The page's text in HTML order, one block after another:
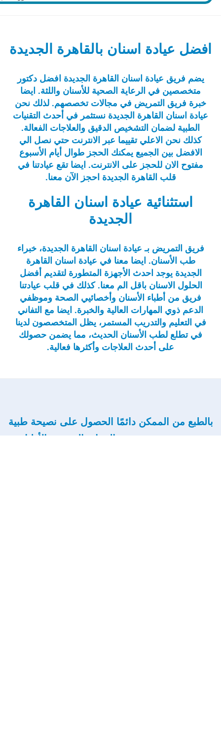
استثنائية عيادة اسنان القاهرة
الجديدة
فريق التمريض بـ عيادة اسنان القاهرة الجديدة، خبراء
طب الأسنان. ايضا معنا في عيادة اسنان القاهرة
الجديدة يوجد احدث الأجهزة المتطورة لتقديم أفضل
الحلول الاسنان باقل الم معنا. كذلك في قلب عيادتنا
فريق من أطباء الأسنان وأخصائيي الصحة وموظفي
الدعم ذوي المهارات العالية والخبرة. ايضا مع التفاني
في التعليم والتدريب المستمر، يظل المتخصصون لدينا
في تطلع لطب الأسنان الحديث، مما يضمن حصولك
على أحدث العلاجات وأكثرها فعالية.
افضل عيادة اسنان بالقاهرة الجديدة
يضم فريق عيادة اسنان القاهرة الجديدة افضل دكتور
متخصصين في الرعاية الصحية للأسنان واللثة. ايضا
خبرة فريق التمريض في مجالات تخصصهم. لذلك نحن
عيادة اسنان القاهرة الجديدة نستثمر في أحدث التقنيات
الطبية لضمان التشخيص الدقيق والعلاجات الفعالة.
كذلك نحن الاعلي تقييما عبر الانترنت حتي نصل الي
الافضل بين الجميع يمكنك الحجز طوال أيام الأسبوع
مفتوح الان للحجز على الانترنت. ايضا تقع عيادتنا في
قلب القاهرة الجديدة احجز الآن معنا.
بالطبع من الممكن دائمًا الحصول على نصيحة طبية
محددة من متخصصي الرعاية الصحية والأطباء،